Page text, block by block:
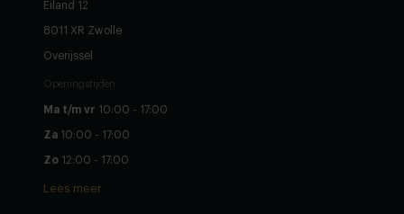
Eiland 12
8011 XR Zwolle
Overijssel
Openingstijden
Ma t/m vr 10:00 - 17:00
Za 10:00 - 17:00
Zo 12:00 - 17:00
Lees meer